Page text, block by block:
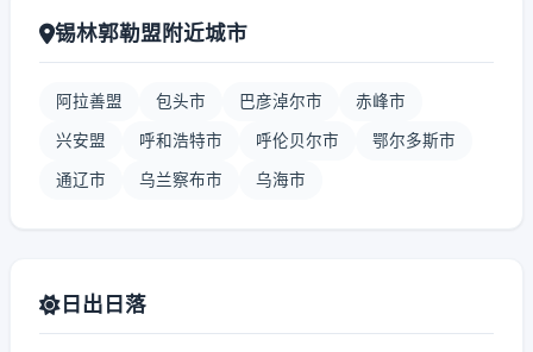
锡林郭勒盟附近城市
阿拉善盟 包头市 巴彦淖尔市 赤峰市
兴安盟 呼和浩特市 呼伦贝尔市 鄂尔多斯市
通辽市 乌兰察布市 乌海市
日出日落